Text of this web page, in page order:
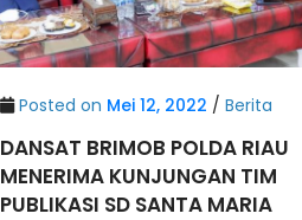
Posted on Mei 12, 2022 / Berita
DANSAT BRIMOB POLDA RIAU
MENERIMA KUNJUNGAN TIM
PUBLIKASI SD SANTA MARIA